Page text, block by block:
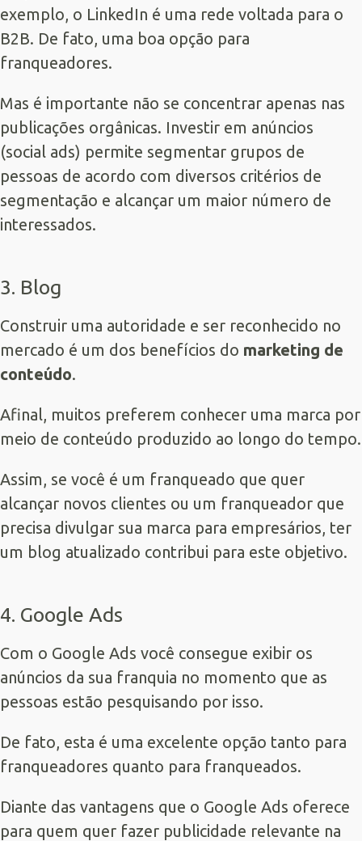
exemplo, o LinkedIn é uma rede voltada para o
B2B. De fato, uma boa opção para
franqueadores.
Mas é importante não se concentrar apenas nas
publicações orgânicas. Investir em anúncios
(social ads) permite segmentar grupos de
pessoas de acordo com diversos critérios de
segmentação e alcançar um maior número de
interessados.
3. Blog
Construir uma autoridade e ser reconhecido no
mercado é um dos benefícios do marketing de
conteúdo.
Afinal, muitos preferem conhecer uma marca por
meio de conteúdo produzido ao longo do tempo.
Assim, se você é um franqueado que quer
alcançar novos clientes ou um franqueador que
precisa divulgar sua marca para empresários, ter
um blog atualizado contribui para este objetivo.
4. Google Ads
Com o Google Ads você consegue exibir os
anúncios da sua franquia no momento que as
pessoas estão pesquisando por isso.
De fato, esta é uma excelente opção tanto para
franqueadores quanto para franqueados.
Diante das vantagens que o Google Ads oferece
para quem quer fazer publicidade relevante na